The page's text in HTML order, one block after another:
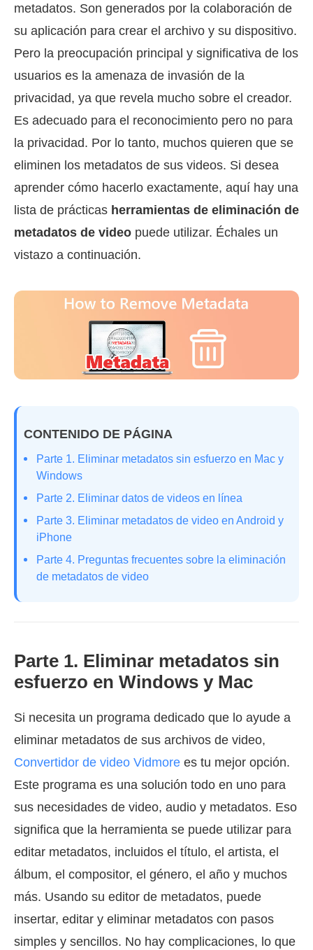
metadatos. Son generados por la colaboración de
su aplicación para crear el archivo y su dispositivo.
Pero la preocupación principal y significativa de los
usuarios es la amenaza de invasión de la
privacidad, ya que revela mucho sobre el creador.
Es adecuado para el reconocimiento pero no para
la privacidad. Por lo tanto, muchos quieren que se
eliminen los metadatos de sus videos. Si desea
aprender cómo hacerlo exactamente, aquí hay una
lista de prácticas herramientas de eliminación de
metadatos de video puede utilizar. Échales un
vistazo a continuación.
CONTENIDO DE PÁGINA
Parte 1. Eliminar metadatos sin esfuerzo en Mac y
Windows
Parte 2. Eliminar datos de videos en línea
Parte 3. Eliminar metadatos de video en Android y
iPhone
Parte 4. Preguntas frecuentes sobre la eliminación
de metadatos de video
Parte 1. Eliminar metadatos sin
esfuerzo en Windows y Mac
Si necesita un programa dedicado que lo ayude a
eliminar metadatos de sus archivos de video,
Convertidor de video Vidmore es tu mejor opción.
Este programa es una solución todo en uno para
sus necesidades de video, audio y metadatos. Eso
significa que la herramienta se puede utilizar para
editar metadatos, incluidos el título, el artista, el
álbum, el compositor, el género, el año y muchos
más. Usando su editor de metadatos, puede
insertar, editar y eliminar metadatos con pasos
simples y sencillos. No hay complicaciones, lo que